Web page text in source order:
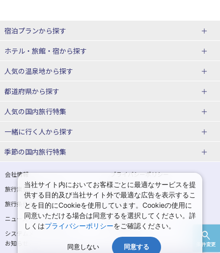
条件変更
宿泊プランから探す
北海道
東北
青森県
宮城県
山形県
関東
埼玉県 千葉県
茨城県 栃木県
北陸
ホテル・旅館・宿から探す
北海道ホテル・旅館
青森県ホテル・旅館
宮城県ホテル・旅館
山形県ホテル・旅館
東京都ホテル・旅館 神奈川県ホテル・旅館
埼玉県ホテル・旅館 千葉県ホテル・旅館
茨城県ホテル・旅館 栃木県ホテル・旅館
群馬県ホテル・旅館
人気の温泉地から探す
北海道
湯の川温泉(北海道)
十勝川温泉(北海道)
洞爺湖温泉(北海道)
層雲峡温泉(北海道)
東北
花巻温泉(岩手) 蔵王温泉(山形)
かみのやま温泉(山形) 鳴子温泉(宮城)
秋保温泉(宮城) 飯坂温泉(福島)
都道府県から探す
北海道旅行・ツアー
東北
青森旅行・ツアー 岩手旅行・ツアー
宮城旅行・ツアー 秋田旅行・ツアー
山形旅行・ツアー 福島旅行・ツアー
東京旅行・ツアー 神奈川旅行・ツアー
人気の国内旅行特集
東京ディズニーリゾート®への旅
ユニバーサル・スタジオ・ジャパ
一緒に行く人から探す
一人旅 国内版
カップル・夫婦旅行 国内版 女子旅 国内版
卒業旅行・学生旅行 国内版
季節の国内旅行特集
桜・お花見特集
ゴールデンウィーク（GW）の国内
旅行
夏休み・お盆の国内旅行 7月の国内旅行
8月の国内旅行 9月の国内旅行
10月の国内旅行 11月の国内旅行
会社情報
プライバシーポリシー
旅行業登録票・約款
規約集
旅行条件書
商標について
ニュースリリース
採用情報
システムメンテナンスの
お知らせ
当社サイト内においてお客様ごとに最適なサービスを提
供する目的及び当社サイト外で最適な広告を表示するこ
とを目的にCookieを使用しています。Cookieの使用に
同意いただける場合は同意するを選択してください。詳
しくはプライバシーポリシーをご確認ください。
同意しない 同意する